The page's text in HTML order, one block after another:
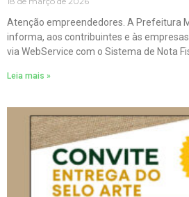
Atenção empreendedores. A Prefeitura
informa, aos contribuintes e às
via WebService com o Sistema de Nota
Leia mais »